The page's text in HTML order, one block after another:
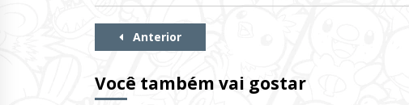
Continue
Anterior
Você também vai gostar